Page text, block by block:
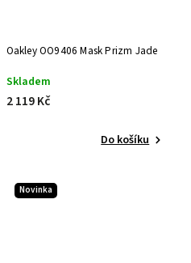
Oakley OO9406 Mask Prizm Jade
Skladem
2 119 Kč
Do košíku
Novinka